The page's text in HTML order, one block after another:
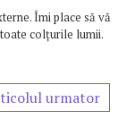
Îmi place să vă
colțurile lumii.
urmator